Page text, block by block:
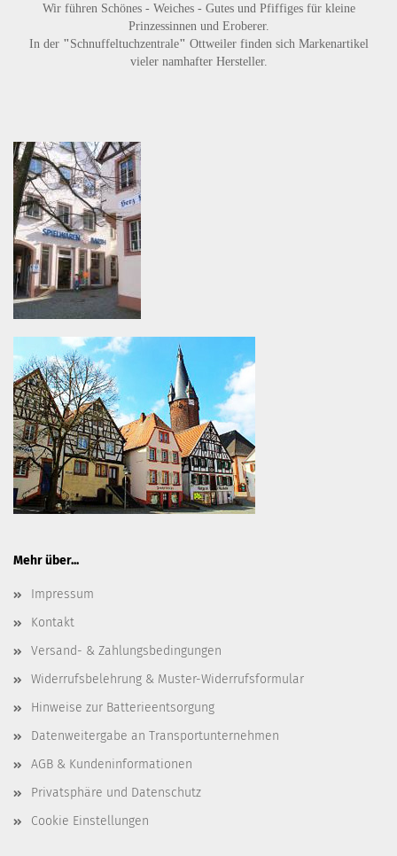
Wir führen Schönes - Weiches - Gutes und Pfiffigesfür kleine
Prinzessinnen und Eroberer.
In der " Schnuffeltuchzentrale" Ottweiler finden sich Markenartikel
vieler namhafter Hersteller.
Mehr über...
Impressum
Kontakt
Versand- & Zahlungsbedingungen
Widerrufsbelehrung & Muster-Widerrufsformular
Hinweise zur Batterieentsorgung
Datenweitergabe an Transportunternehmen
AGB & Kundeninformationen
Privatsphäre und Datenschutz
Cookie Einstellungen